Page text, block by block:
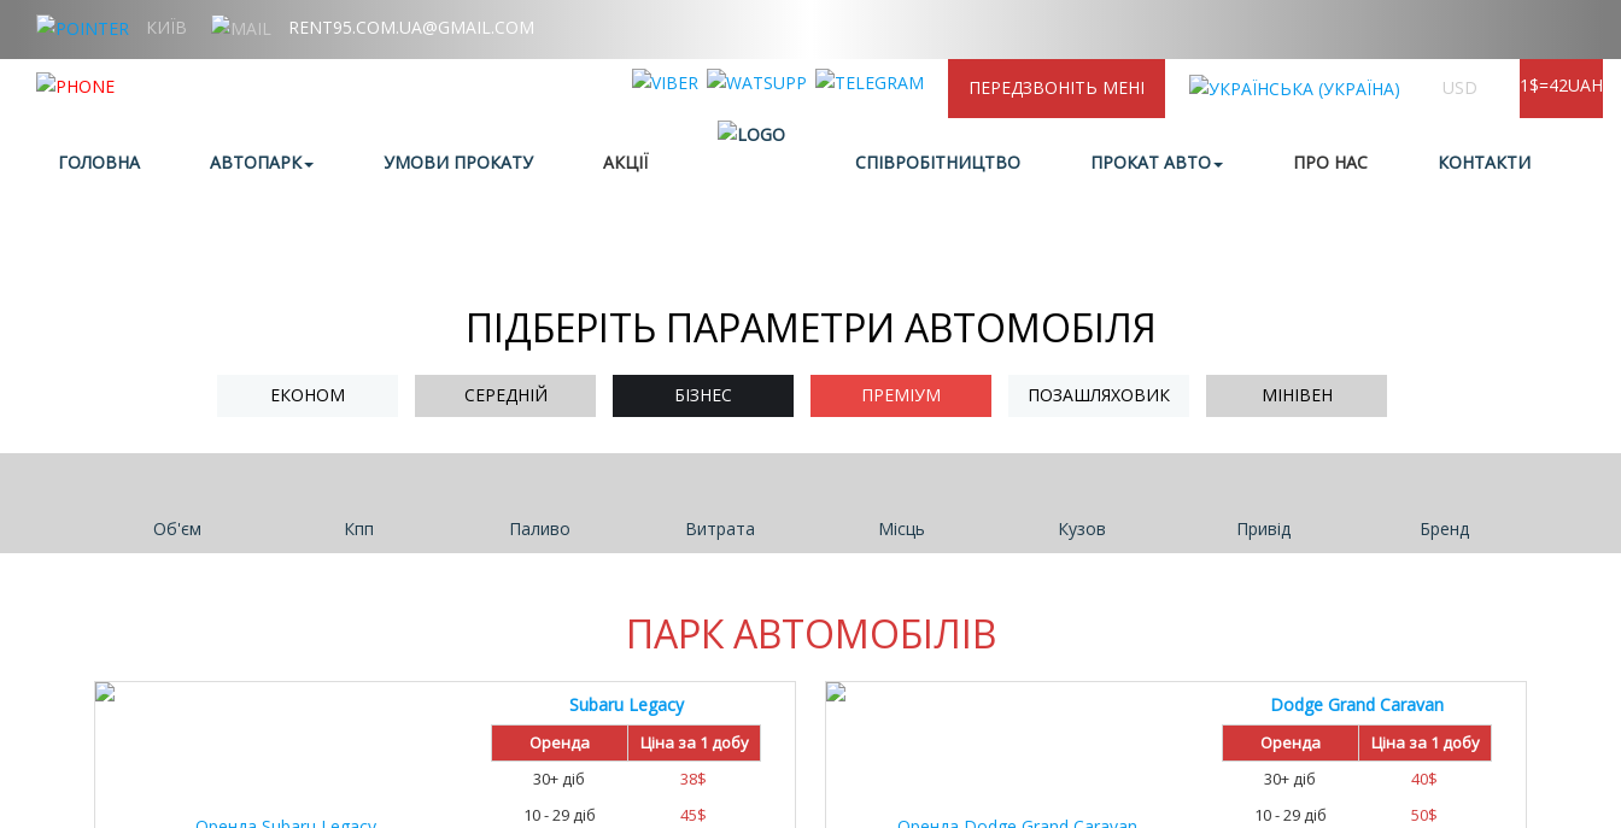
КИЇВ RENT95.COM.UA@GMAIL.COM
ПЕРЕДЗВОНІТЬ МЕНІ USD 1$=42UAH
ГОЛОВНА АВТОПАРК УМОВИ ПРОКАТУ АКЦІЇ СПІВРОБІТНИЦТВО ПРОКАТ АВТО ПРО НАС КОНТАКТИ
ПІДБЕРІТЬ ПАРАМЕТРИ АВТОМОБІЛЯ
ЕКОНОМ СЕРЕДНІЙ БІЗНЕС ПРЕМІУМ ПОЗАШЛЯХОВИК МІНІВЕН
Об'єм Кпп Паливо Витрата Місць Кузов Привід Бренд
ПАРК АВТОМОБІЛІВ
Subaru Legacy
Оренда
Ціна за 1 добу
30+ діб
38$
10 - 29 діб
45$
Dodge Grand Caravan
Оренда
Ціна за 1 добу
30+ діб
40$
10 - 29 діб
50$